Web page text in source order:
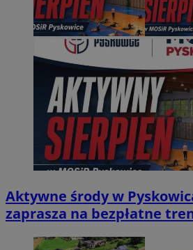
Aktywne środy w
zaprasza na bezpłatne